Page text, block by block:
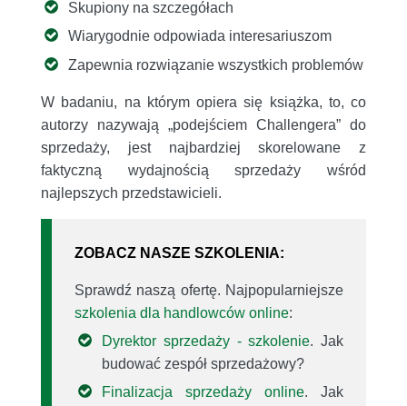
Skupiony na szczegółach
Wiarygodnie odpowiada interesariuszom
Zapewnia rozwiązanie wszystkich problemów
W badaniu, na którym opiera się książka, to, co
autorzy nazywają „podejściem Challengera” do
sprzedaży, jest najbardziej skorelowane z
faktyczną wydajnością sprzedaży wśród
najlepszych przedstawicieli.
ZOBACZ NASZE SZKOLENIA:
Sprawdź naszą ofertę. Najpopularniejsze
szkolenia dla handlowców online:
Dyrektor sprzedaży - szkolenie. Jak
budować zespół sprzedażowy?
Finalizacja sprzedaży online. Jak